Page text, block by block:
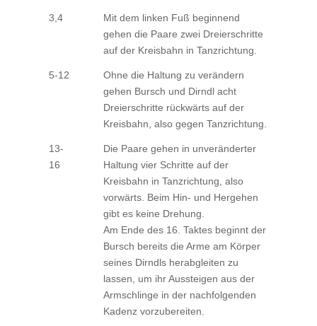
3,4
Mit dem linken Fuß beginnend
gehen die Paare zwei Dreierschritte
auf der Kreisbahn in Tanzrichtung.
5-12
Ohne die Haltung zu verändern
gehen Bursch und Dirndl acht
Dreierschritte rückwärts auf der
Kreisbahn, also gegen Tanzrichtung.
13-
16
Die Paare gehen in unveränderter
Haltung vier Schritte auf der
Kreisbahn in Tanzrichtung, also
vorwärts. Beim Hin- und Hergehen
gibt es keine Drehung.
Am Ende des 16. Taktes beginnt der
Bursch bereits die Arme am Körper
seines Dirndls herabgleiten zu
lassen, um ihr Aussteigen aus der
Armschlinge in der nachfolgenden
Kadenz vorzubereiten.